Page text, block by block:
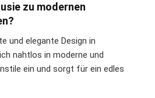
zu modernen
und elegante Design in
nahtlos in moderne und
ein und sorgt für ein edles